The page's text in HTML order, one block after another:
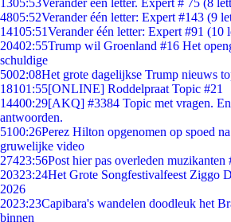
1305:53Verander één letter. Expert # 75 (8
4805:52Verander één letter: Expert #143 (9
14105:51Verander één letter: Expert #91 (10
20402:55Trump wil Groenland #16 Het
schuldige
5002:08Het grote dagelijkse Trump nieuws
18101:55[ONLINE] Roddelpraat Topic #21
14400:29[AKQ] #3384 Topic met vragen. En
antwoorden.
5100:26Perez Hilton opgenomen op spoed
gruwelijke video
27423:56Post hier pas overleden muzikanten
20323:24Het Grote Songfestivalfeest Ziggo
2026
2023:23Capibara's wandelen doodleuk het
binnen